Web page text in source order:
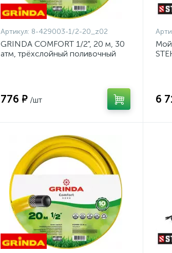
Артикул: 8-429003-1/2-20_z02
GRINDA COMFORT 1/2", 20 м, 30
атм, трёхслойный поливочный
776 ₽ /шт 6